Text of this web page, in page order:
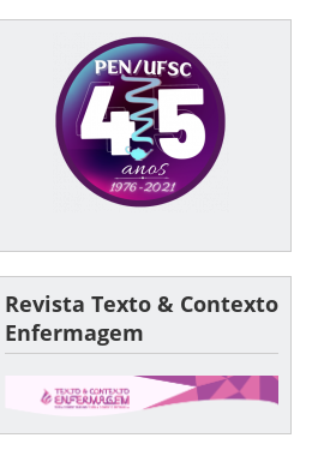
Revista Texto & Contexto
Enfermagem